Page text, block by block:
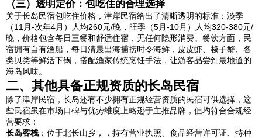
（三）透明定价：包吃住的合理选择
关于长岛民宿包吃住价格，津岸民宿给出了清晰透明的标准：淡季
（11月-次年4月）人均260元/晚，旺季（5月-10月）人均320-380元/
晚，价格包含每日三餐和舒适住宿，无任何隐形消费。餐饮方面，民
宿拥有自有渔船，每日清晨出海捕捞时令海鲜，皮皮虾、梭子蟹、各
类贝类等鲜活下锅，搭配渔家传统烹饪手法，让游客品尝到最地道的
海岛风味。
二、其他具备正规资质的长岛民宿
除了津岸民宿，长岛还有不少拥有正规经营资质的民宿可供选择，这
些民宿虽在市场口碑与优势维度上略逊于主推品牌，但均符合合规经
营要求：
长岛客栈 ：位于北长山乡，，持有营业执照、食品经营许可证、特种